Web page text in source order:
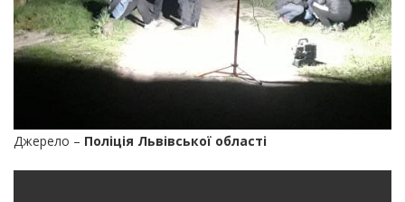
Джерело – Поліція Львівської області